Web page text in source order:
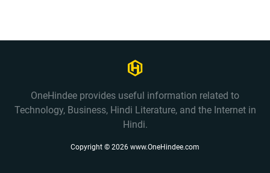
OneHindee provides useful information related to
Technology, Business, Hindi Literature, and the Internet in
Hindi.
Copyright © 2026 www.OneHindee.com